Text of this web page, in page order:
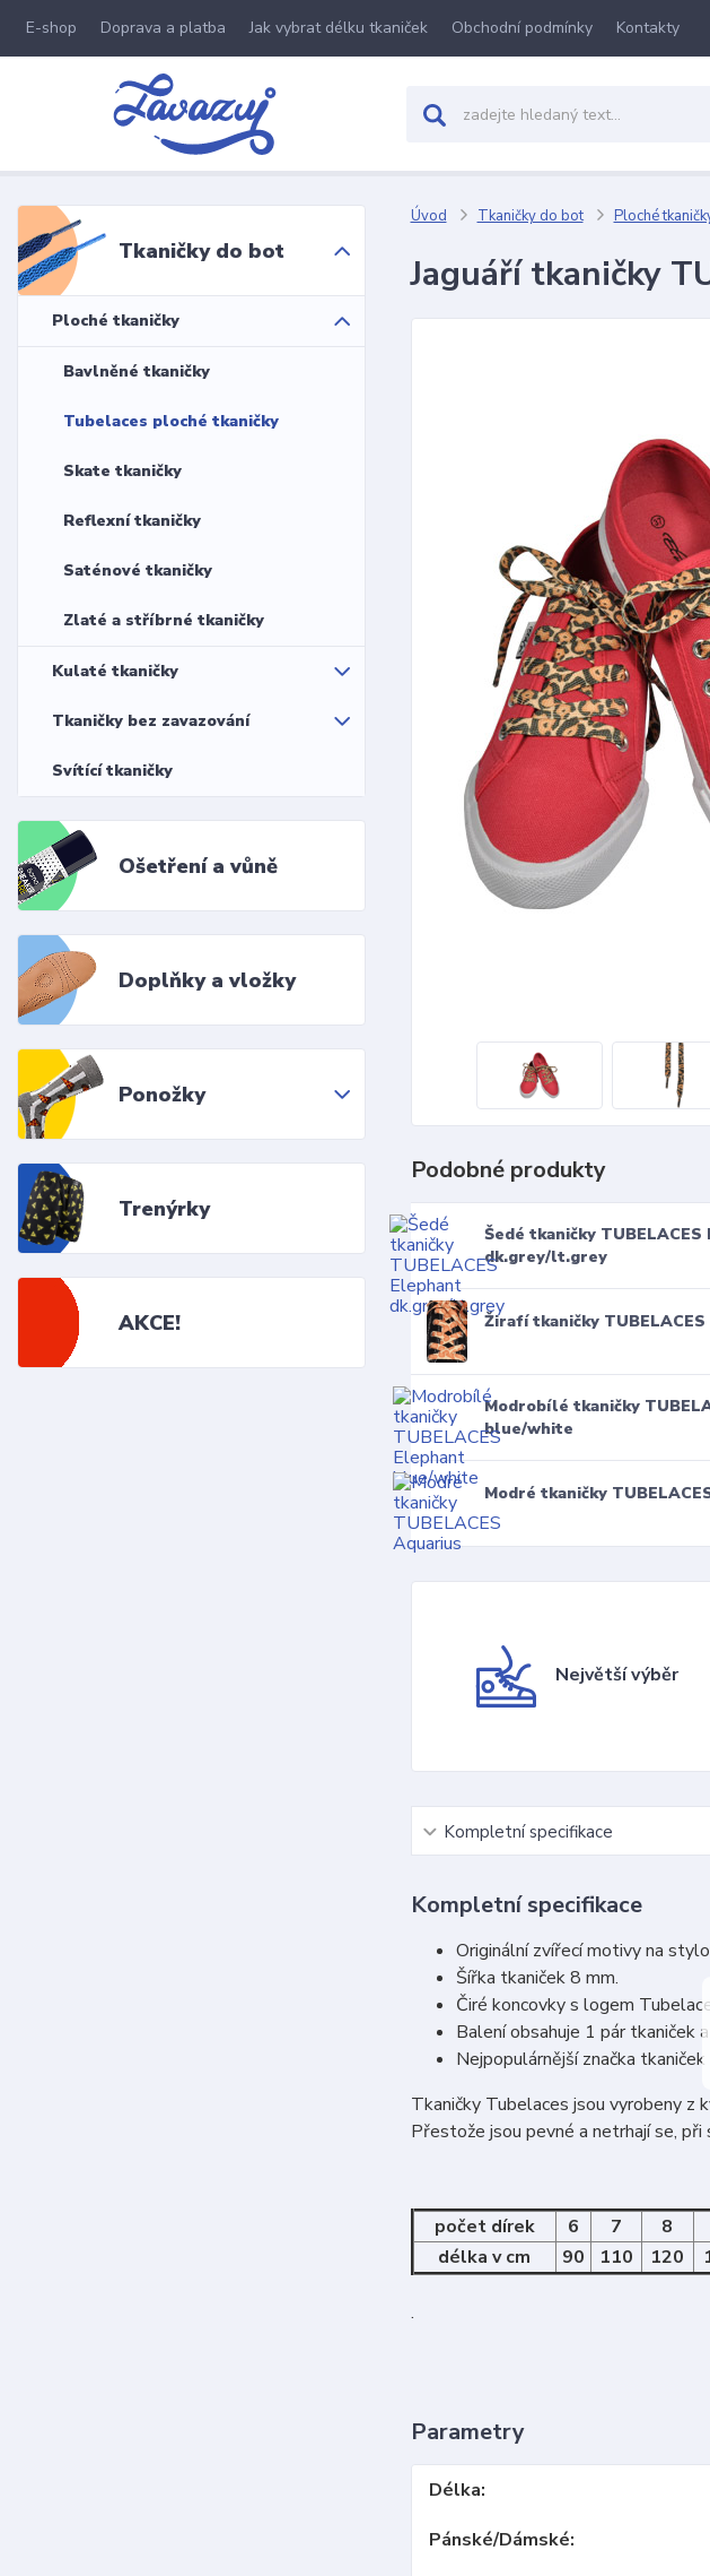
E-shop Doprava a platba Jak vybrat délku tkaniček Obchodní podmínky Kontakty
Tkaničky do bot
Ploché tkaničky
Bavlněné tkaničky
Tubelaces ploché tkaničky
Skate tkaničky
Reflexní tkaničky
Saténové tkaničky
Zlaté a stříbrné tkaničky
Kulaté tkaničky
Tkaničky bez zavazování
Svítící tkaničky
Ošetření a vůně
Doplňky a vložky
Ponožky
Trenýrky
AKCE!
Úvod Tkaničky do bot Ploché
Jaguáří tkaničky
Podobné produkty
Šedé tkaničky
dk.grey/lt.grey
Žirafí tkaničky
Modrobílé tkaničky
blue/white
Modré tkaničky
Největší výběr
Kompletní specifikace
Kompletní specifikace
Originální zvířecí motivy na
Šířka tkaniček 8 mm.
Čiré koncovky s logem
Balení obsahuje 1 pár tkaniček
Nejpopulárnější značka
Tkaničky Tubelaces jsou vyrobeny z
Přestože jsou pevné a netrhají se,
počet dírek 6 7 8
délka v cm
90 110 120
.
Parametry
Délka
Pánské/Dámské